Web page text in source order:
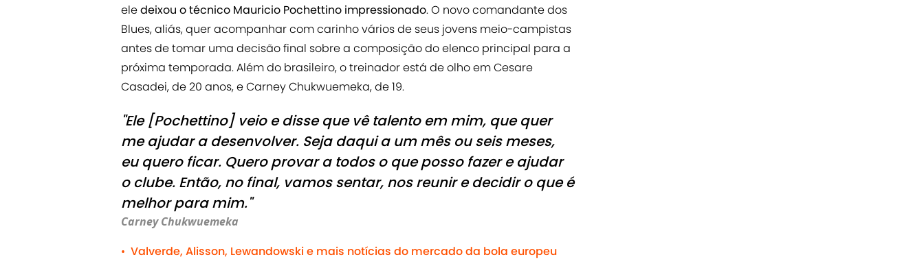
eledeixou o técnico Mauricio Pochettino impressionado. O novo comandante dos
Blues, aliás, quer acompanhar com carinho vários de seus jovens meio-campistas
antes de tomar uma decisão final sobre a composição do elenco principal para a
próxima temporada. Além do brasileiro, o treinador está de olho em Cesare
Casadei, de 20 anos, e Carney Chukwuemeka, de 19.
"Ele [Pochettino] veio e disse que vê talento em mim, que quer
me ajudar a desenvolver. Seja daqui a um mês ou seis meses,
eu quero ficar. Quero provar a todos o que posso fazer e ajudar
o clube. Então, no final, vamos sentar, nos reunir e decidir o que é
melhor para mim."
Carney Chukwuemeka
• Valverde, Alisson, Lewandowski e mais notícias do mercado da bola europeu